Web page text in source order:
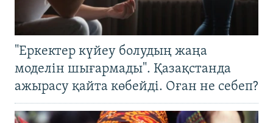
"Еркектер күйеу болудың жаңа
моделін шығармады". Қазақстанда
ажырасу қайта көбейді. Оған не себеп?